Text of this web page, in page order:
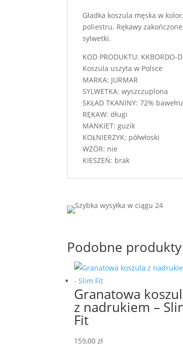
Gładka koszula męska w
poliestru. Rękawy
sylwetki.
KOD PRODUKTU: KKBORDO-
Koszula uszyta w Polsce
MARKA: JURMAR
SYLWETKA: wyszczuplona
SKŁAD TKANINY: 72%
RĘKAW: długi
MANKIET: guzik
KOŁNIERZYK: półwłoski
WZÓR: nie
KIESZEŃ: brak
Podobne produkty
Granatowa
z nadrukiem –
Fit
159,00zł